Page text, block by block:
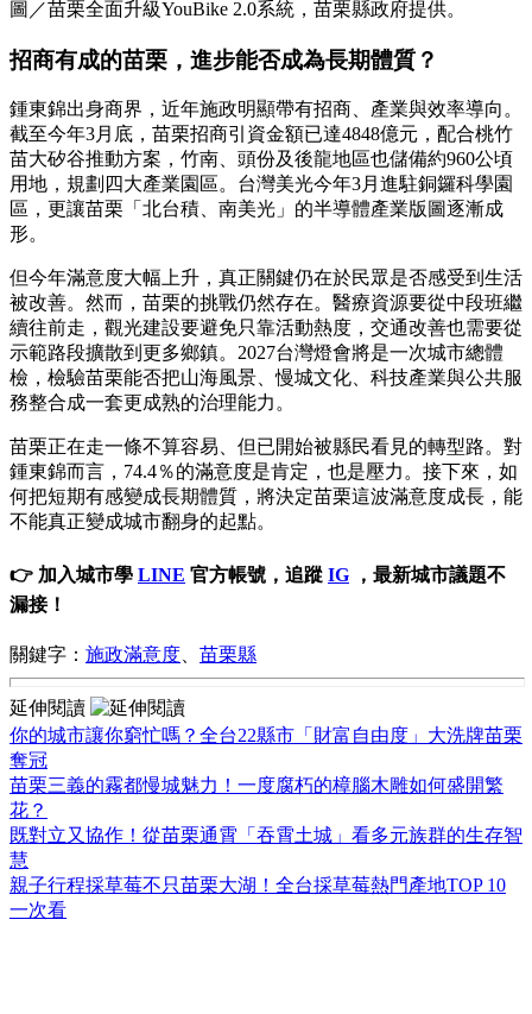
圖／苗栗全面升級YouBike 2.0系統，苗栗縣政府提供。
招商有成的苗栗，進步能否成為長期體質？
鍾東錦出身商界，近年施政明顯帶有招商、產業與效率導向。
截至今年3月底，苗栗招商引資金額已達4848億元，配合桃竹
苗大矽谷推動方案，竹南、頭份及後龍地區也儲備約960公頃
用地，規劃四大產業園區。台灣美光今年3月進駐銅鑼科學園
區，更讓苗栗「北台積、南美光」的半導體產業版圖逐漸成
形。
但今年滿意度大幅上升，真正關鍵仍在於民眾是否感受到生活
被改善。然而，苗栗的挑戰仍然存在。醫療資源要從中段班繼
續往前走，觀光建設要避免只靠活動熱度，交通改善也需要從
示範路段擴散到更多鄉鎮。2027台灣燈會將是一次城市總體
檢，檢驗苗栗能否把山海風景、慢城文化、科技產業與公共服
務整合成一套更成熟的治理能力。
苗栗正在走一條不算容易、但已開始被縣民看見的轉型路。對
鍾東錦而言，74.4％的滿意度是肯定，也是壓力。接下來，如
何把短期有感變成長期體質，將決定苗栗這波滿意度成長，能
不能真正變成城市翻身的起點。
👉 加入城市學 LINE 官方帳號，追蹤 IG ，最新城市議題不
漏接！
關鍵字： 施政滿意度 苗栗縣
延伸閱讀
你的城市讓你窮忙嗎？全台22縣市「財富自由度」大洗牌苗栗
奪冠
苗栗三義的霧都慢城魅力！一度腐朽的樟腦木雕如何盛開繁
花？
既對立又協作！從苗栗通霄「吞霄土城」看多元族群的生存智
慧
親子行程採草莓不只苗栗大湖！全台採草莓熱門產地TOP 10
一次看